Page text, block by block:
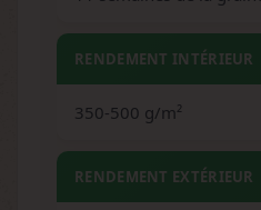
RENDEMENT INTÉRIEUR
350-500 g/m²
RENDEMENT EXTÉRIEUR